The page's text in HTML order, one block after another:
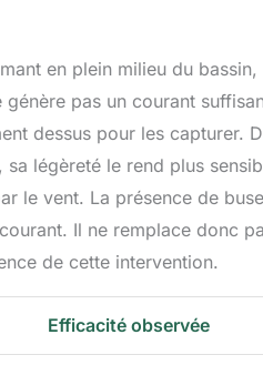
en plein milieu du bassin,
pas un courant
dessus pour les capturer.
légèreté le rend plus
le vent. La présence de
Il ne remplace donc
de cette intervention.
Efficacité observée